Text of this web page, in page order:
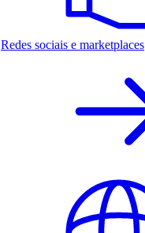
Redes sociais e marketplaces